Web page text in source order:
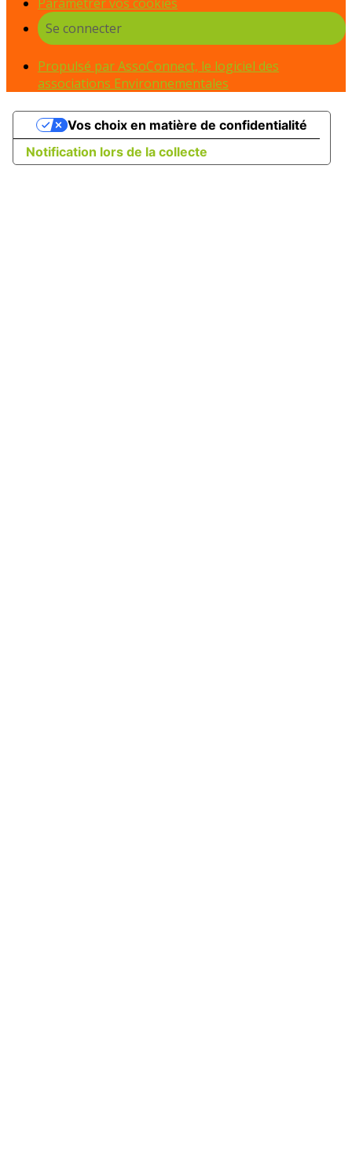
Se connecter
Propulsé par AssoConnect, le logiciel des
associations Environnementales
Notification lors de la collecte
Vos choix en matière de confidentialité